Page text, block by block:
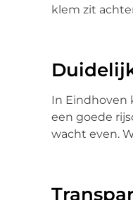
klem zit
In Eindhoven
een goede
wacht even.